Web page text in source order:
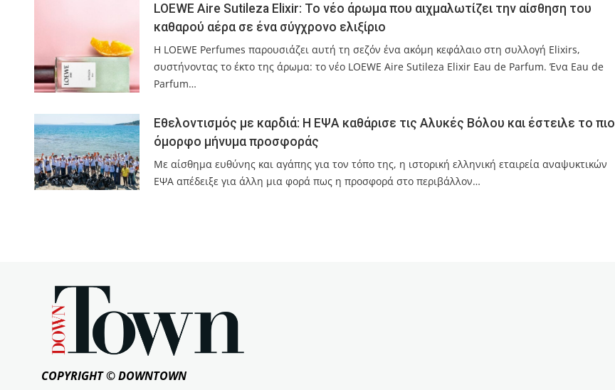
LOEWE Aire Sutileza Elixir: Το νέο άρωμα που αιχμαλωτίζει την αίσθηση του
καθαρού αέρα σε ένα σύγχρονο ελιξίριο
Η LOEWE Perfumes παρουσιάζει αυτή τη σεζόν ένα ακόμη κεφάλαιο στη συλλογή Elixirs,
συστήνοντας το έκτο της άρωμα: το νέο LOEWE Aire Sutileza Elixir Eau de Parfum. Ένα Eau de
Parfum…
Εθελοντισμός με καρδιά: Η ΕΨΑ καθάρισε τις Αλυκές Βόλου και έστειλε το πιο
όμορφο μήνυμα προσφοράς
Με αίσθημα ευθύνης και αγάπης για τον τόπο της, η ιστορική ελληνική εταιρεία αναψυκτικών
ΕΨΑ απέδειξε για άλλη μια φορά πως η προσφορά στο περιβάλλον…
COPYRIGHT © DOWNTOWN